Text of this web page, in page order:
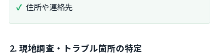
住所や連絡先
2. 現地調査・トラブル箇所の特定